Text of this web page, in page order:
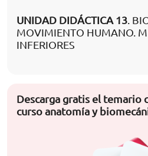
UNIDAD DIDÁCTICA 13.
MOVIMIENTO HUMANO.
INFERIORES
Descarga gratis el temario
curso anatomía y